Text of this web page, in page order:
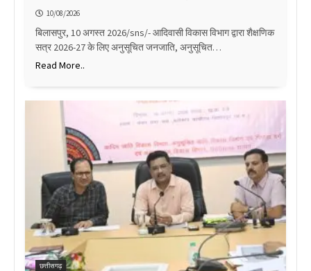
10/08/2026
बिलासपुर, 10 अगस्त 2026/sns/- आदिवासी विकास विभाग द्वारा शैक्षणिक
सत्र 2026-27 के लिए अनुसूचित जनजाति, अनुसूचित…
Read More..
छत्तीसगढ़